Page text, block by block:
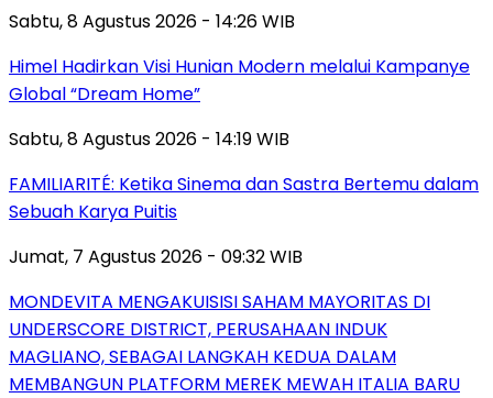
Sabtu, 8 Agustus 2026 - 14:26 WIB
Himel Hadirkan Visi Hunian Modern melalui Kampanye
Global “Dream Home”
Sabtu, 8 Agustus 2026 - 14:19 WIB
FAMILIARITÉ: Ketika Sinema dan Sastra Bertemu dalam
Sebuah Karya Puitis
Jumat, 7 Agustus 2026 - 09:32 WIB
MONDEVITA MENGAKUISISI SAHAM MAYORITAS DI
UNDERSCORE DISTRICT, PERUSAHAAN INDUK
MAGLIANO, SEBAGAI LANGKAH KEDUA DALAM
MEMBANGUN PLATFORM MEREK MEWAH ITALIA BARU